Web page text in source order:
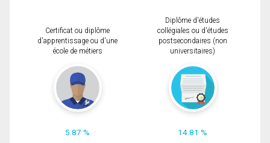
Certificat ou diplôme
d'apprentissage ou d'une
école de métiers
5.87 %
Diplôme d'études
collégiales ou d'études
postsecondaires (non
universitaires)
14.81 %